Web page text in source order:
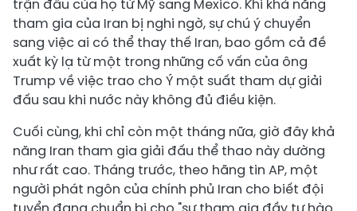
trận đấu của họ từ Mỹ sang Mexico. Khi khả năng
tham gia của Iran bị nghi ngờ, sự chú ý chuyển
sang việc ai có thể thay thế Iran, bao gồm cả đề
xuất kỳ lạ từ một trong những cố vấn của ông
Trump về việc trao cho Ý một suất tham dự giải
đấu sau khi nước này không đủ điều kiện.
Cuối cùng, khi chỉ còn một tháng nữa, giờ đây khả
năng Iran tham gia giải đấu thể thao này dường
như rất cao. Tháng trước, theo hãng tin AP, một
người phát ngôn của chính phủ Iran cho biết đội